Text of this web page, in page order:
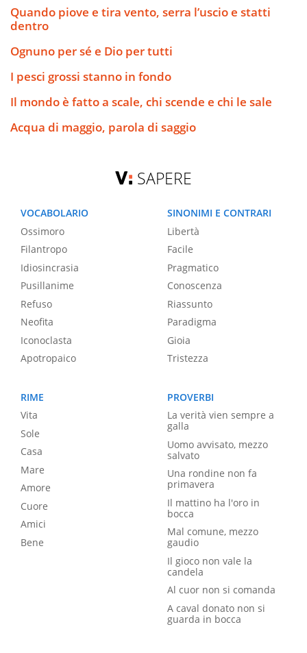
Quando piove e tira vento, serra l’uscio e statti
dentro
Ognuno per sé e Dio per tutti
I pesci grossi stanno in fondo
Il mondo è fatto a scale, chi scende e chi le sale
Acqua di maggio, parola di saggio
SAPERE
VOCABOLARIO
Ossimoro
Filantropo
Idiosincrasia
Pusillanime
Refuso
Neofita
Iconoclasta
Apotropaico
SINONIMI E CONTRARI
Libertà
Facile
Pragmatico
Conoscenza
Riassunto
Paradigma
Gioia
Tristezza
RIME
Vita
Sole
Casa
Mare
Amore
Cuore
Amici
Bene
PROVERBI
La verità vien sempre a
galla
Uomo avvisato, mezzo
salvato
Una rondine non fa
primavera
Il mattino ha l'oro in
bocca
Mal comune, mezzo
gaudio
Il gioco non vale la
candela
Al cuor non si comanda
A caval donato non si
guarda in bocca